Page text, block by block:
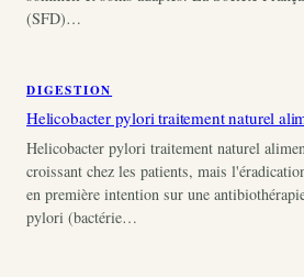
(SFD)…
DIGESTION
Helicobacter pylori traitement naturel
Helicobacter pylori traitement naturel
croissant chez les patients, mais
en première intention sur une
pylori (bactérie…